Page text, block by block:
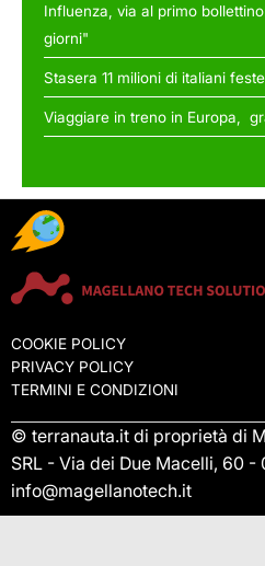
Influenza, via al primo
giorni"
Stasera 11 milioni di italiani
Viaggiare in treno in Europa,
COOKIE POLICY
PRIVACY POLICY
TERMINI E CONDIZIONI
© terranauta.it di proprietà di
SRL - Via dei Due Macelli, 60 -
info@magellanotech.it